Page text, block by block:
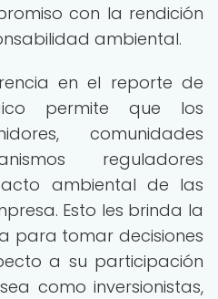
con la rendición
ambiental.
en el reporte de
permite que los
comunidades
reguladores
ambiental de las
Esto les brinda la
para tomar decisiones
a su participación
como inversionistas,